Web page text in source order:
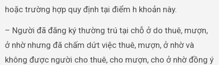
hoặc trường hợp quy định tại điểm h khoản này.
– Người đã đăng ký thường trú tại chỗ ở do thuê, mượn,
ở nhờ nhưng đã chấm dứt việc thuê, mượn, ở nhờ và
không được người cho thuê, cho mượn, cho ở nhờ đồng ý